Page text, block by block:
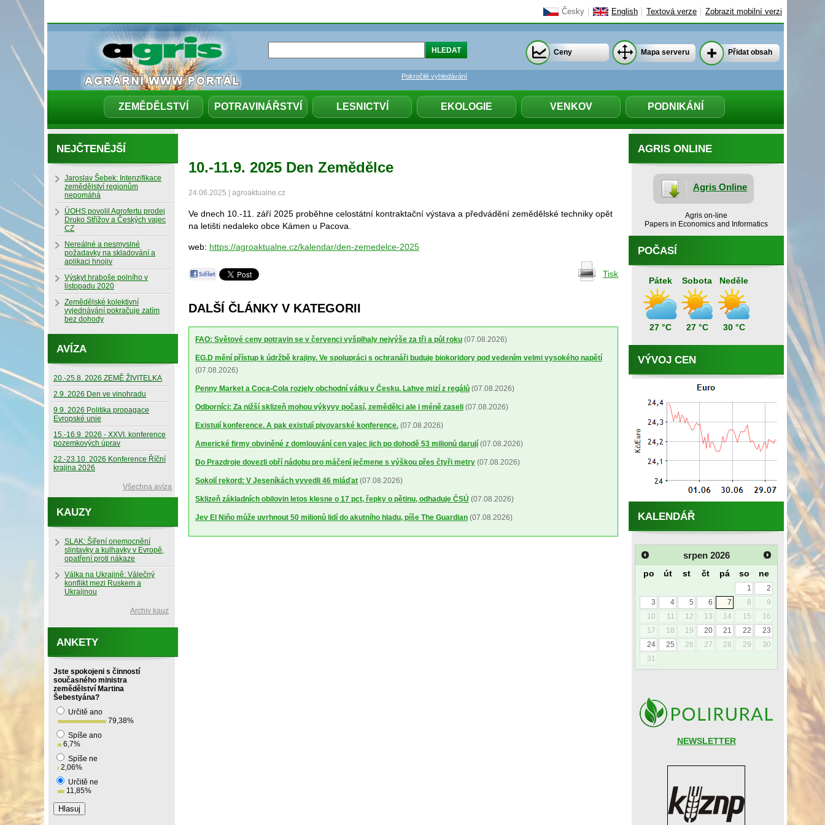
Česky English Textová verze Zobrazit mobilní verzi
ZEMĚDĚLSTVÍ POTRAVINÁŘSTVÍ LESNICTVÍ EKOLOGIE VENKOV PODNIKÁNÍ
Pokročilé vyhledávání
Ceny Mapa serveru Přidat obsah
10.-11.9. 2025 Den Zemědělce
24.06.2025 | agroaktualne.cz
Ve dnech 10.-11. září 2025 proběhne celostátní kontraktační výstava a předvádění zemědělské techniky opět
na letišti nedaleko obce Kámen u Pacova.
web: https://agroaktualne.cz/kalendar/den-zemedelce-2025
Tisk
DALŠÍ ČLÁNKY V KATEGORII
FAO: Světové ceny potravin se v červenci vyšplhaly nejvýše za tři a půl roku (07.08.2026)
EG.D mění přístup k údržbě krajiny. Ve spolupráci s ochranáři buduje biokoridory pod vedením velmi vysokého napětí
(07.08.2026)
Penny Market a Coca-Cola rozjely obchodní válku v Česku. Lahve mizí z regálů (07.08.2026)
Odborníci: Za nižší sklizeň mohou výkyvy počasí, zemědělci ale i méně zaseli (07.08.2026)
Existují konference. A pak existují pivovarské konference. (07.08.2026)
Americké firmy obviněné z domlouvání cen vajec jich po dohodě 53 milionů darují (07.08.2026)
Do Prazdroje dovezli obří nádobu pro máčení ječmene s výškou přes čtyři metry (07.08.2026)
Sokolí rekord: V Jeseníkách vyvedli 46 mláďat (07.08.2026)
Sklizeň základních obilovin letos klesne o 17 pct, řepky o pětinu, odhaduje ČSÚ (07.08.2026)
Jev El Niňo může uvrhnout 50 milionů lidí do akutního hladu, píše The Guardian (07.08.2026)
AGRIS ONLINE
Agris Online
Agris on-line
Papers in Economics and Informatics
POČASÍ
Pátek
27 °C
Sobota
27 °C
Neděle
30 °C
VÝVOJ CEN
KALENDÁŘ
srpen 2026
po út st čt pá so ne
1
2
3
4 5 6 7 8
9
10
11 12 13 14 15
16
17
18 19 20 21 22
23
24
25 26 27 28 29
30
31
NEWSLETTER
NEJČTENĚJŠÍ
Jaroslav Šebek: Intenzifikace
zemědělství regionům
nepomáhá
ÚOHS povolil Agrofertu prodej
Druko Střížov a Českých vajec
CZ
Nereálné a nesmyslné
požadavky na skladování a
aplikaci hnojiv
Výskyt hraboše polního v
listopadu 2020
Zemědělské kolektivní
vyjednávání pokračuje zatím
bez dohody
AVÍZA
20.-25.8. 2026 ZEMĚ ŽIVITELKA
2.9. 2026 Den ve vinohradu
9.9. 2026 Politika propagace
Evropské unie
15.-16.9. 2026 - XXVI. konference
pozemkových úprav
22.-23.10. 2026 Konference Říční
krajina 2026
Všechna avíza
KAUZY
SLAK: Šíření onemocnění
slintavky a kulhavky v Evropě,
opatření proti nákaze
Válka na Ukrajině: Válečný
konflikt mezi Ruskem a
Ukrajinou
Archiv kauz
ANKETY
Jste spokojeni s činností
současného ministra
zemědělství Martina
Šebestyána?
Určitě ano
79,38%
Spíše ano
6,7%
Spíše ne
2,06%
Určitě ne
11,85%